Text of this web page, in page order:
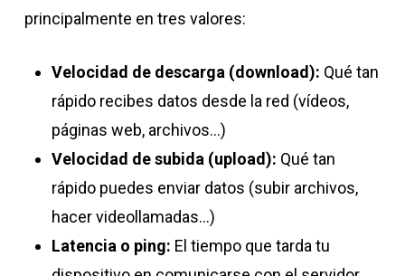
principalmente en tres valores:
Velocidad de descarga (download): Qué tan
rápido recibes datos desde la red (vídeos,
páginas web, archivos…)
Velocidad de subida (upload): Qué tan
rápido puedes enviar datos (subir archivos,
hacer videollamadas…)
Latencia o ping: El tiempo que tarda tu